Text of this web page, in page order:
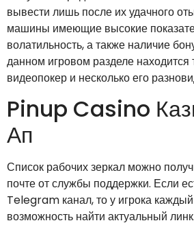
вывести лишь после их удачного
машины имеющие высокие
волатильность, а также наличие
данном игровом разделе
видеопокер и несколько его
Pinup Casino
Ап
Список рабочих зеркал можно
почте от службы поддержки. Если
Telegram канал, то у игрока
возможность найти актуальный линк.